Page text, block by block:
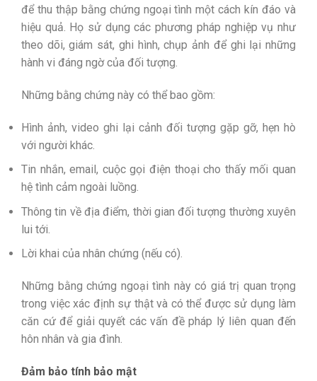
để thu thập bằng chứng ngoại tình một cách kín đáo và
hiệu quả. Họ sử dụng các phương pháp nghiệp vụ như
theo dõi, giám sát, ghi hình, chụp ảnh để ghi lại những
hành vi đáng ngờ của đối tượng.
Những bằng chứng này có thể bao gồm:
Hình ảnh, video ghi lại cảnh đối tượng gặp gỡ, hẹn hò
với người khác.
Tin nhắn, email, cuộc gọi điện thoại cho thấy mối quan
hệ tình cảm ngoài luồng.
Thông tin về địa điểm, thời gian đối tượng thường xuyên
lui tới.
Lời khai của nhân chứng (nếu có).
Những bằng chứng ngoại tình này có giá trị quan trọng
trong việc xác định sự thật và có thể được sử dụng làm
căn cứ để giải quyết các vấn đề pháp lý liên quan đến
hôn nhân và gia đình.
Đảm bảo tính bảo mật